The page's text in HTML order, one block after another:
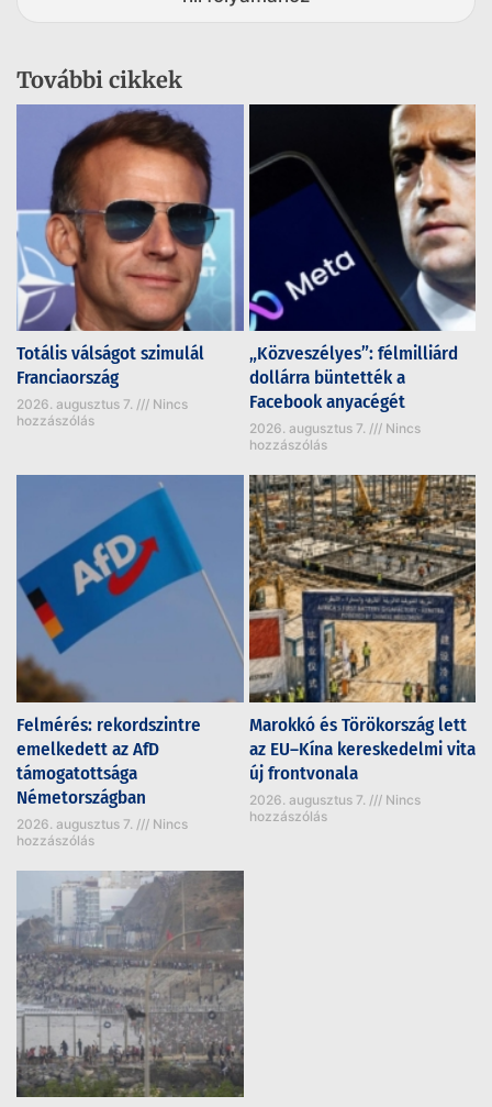
További cikkek
Totális válságot szimulál
Franciaország
2026. augusztus 7.
Nincs
hozzászólás
„Közveszélyes”: félmilliárd
dollárra büntették a
Facebook anyacégét
2026. augusztus 7.
Nincs
hozzászólás
Felmérés: rekordszintre
emelkedett az AfD
támogatottsága
Németországban
2026. augusztus 7.
Nincs
hozzászólás
Marokkó és Törökország lett
az EU–Kína kereskedelmi vita
új frontvonala
2026. augusztus 7.
Nincs
hozzászólás